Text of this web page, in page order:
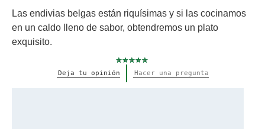
Las endivias belgas están riquísimas y si las cocinamos
en un caldo lleno de sabor, obtendremos un plato
exquisito.
No
se
Deja tu opinión Hacer una pregunta